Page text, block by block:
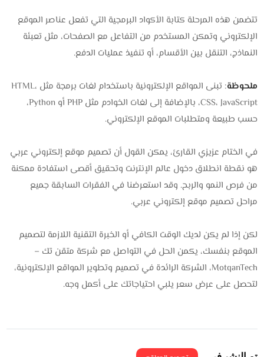
تتضمن هذه المرحلة كتابة الأكواد البرمجية التي تفعل عناصر الموقع
الإلكتروني وتمكن المستخدم من التفاعل مع الصفحات، مثل تعبئة
النماذج، التنقل بين الأقسام، أو تنفيذ عمليات الدفع.
ملحوظة
: تبنى المواقع الإلكترونية باستخدام لغات برمجة مثل HTML،
CSS، JavaScript، بالإضافة إلى لغات الخوادم مثل PHP أو Python،
حسب طبيعة ومتطلبات الموقع الإلكتروني.
في الختام عزيزي القارئ، يمكن القول أن تصميم موقع إلكتروني عربي
هو نقطة انطلاق دخول عالم الإنترنت وتحقيق أقصى استفادة ممكنة
من فرص النمو والربح. وقد استعرضنا في الفقرات السابقة جميع
مراحل تصميم موقع إلكتروني عربي.
لكن إذا لم يكن لديك الوقت الكافي أو الخبرة التقنية اللازمة لتصميم
الموقع بنفسك، يكمن الحل في التواصل مع شركة متقن تك –
MotqanTech، الشركة الرائدة في تصميم وتطوير المواقع الإلكترونية،
لتحصل على عرض سعر يلبي احتياجاتك على أكمل وجه.